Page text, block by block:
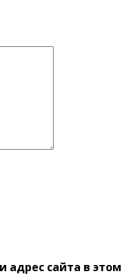
адрес сайта в этом